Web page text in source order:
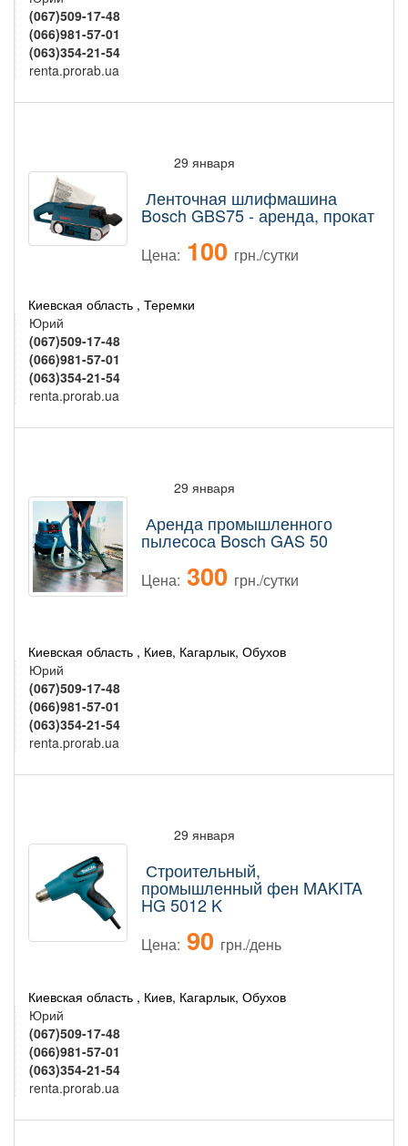
(067)509-17-48
(066)981-57-01
(063)354-21-54
renta.prorab.ua
29 января
Ленточная шлифмашина
Bosch GBS75 - аренда, прокат
Цена: 100 грн./сутки
Киевская область , Теремки
Юрий
(067)509-17-48
(066)981-57-01
(063)354-21-54
renta.prorab.ua
29 января
Аренда промышленного
пылесоса Bosch GAS 50
Цена: 300 грн./сутки
Киевская область , Киев, Кагарлык, Обухов
Юрий
(067)509-17-48
(066)981-57-01
(063)354-21-54
renta.prorab.ua
29 января
Строительный,
промышленный фен MAKITA
HG 5012 K
Цена: 90 грн./день
Киевская область , Киев, Кагарлык, Обухов
Юрий
(067)509-17-48
(066)981-57-01
(063)354-21-54
renta.prorab.ua